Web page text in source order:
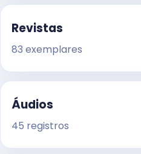
Revistas
83 exemplares
Áudios
45 registros